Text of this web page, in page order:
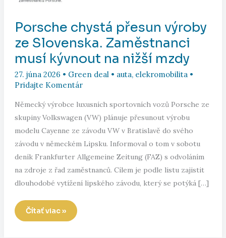
Porsche chystá přesun výroby
ze Slovenska. Zaměstnanci
musí kývnout na nižší mzdy
27. júna 2026 • Green deal• auta, elekromobilita•
Pridajte Komentár
Německý výrobce luxusních sportovních vozů Porsche ze
skupiny Volkswagen (VW) plánuje přesunout výrobu
modelu Cayenne ze závodu VW v Bratislavě do svého
závodu v německém Lipsku. Informoval o tom v sobotu
deník Frankfurter Allgemeine Zeitung (FAZ) s odvoláním
na zdroje z řad zaměstnanců. Cílem je podle listu zajistit
dlouhodobé vytížení lipského závodu, který se potýká […]
Porsche
přesun
Čítať viac »